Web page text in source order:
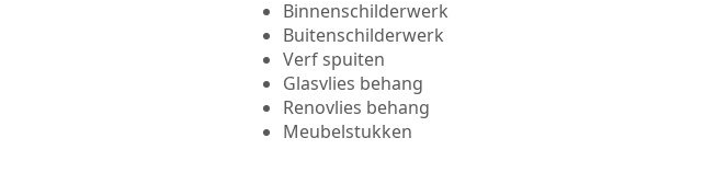
Binnenschilderwerk
Buitenschilderwerk
Verf spuiten
Glasvlies behang
Renovlies behang
Meubelstukken